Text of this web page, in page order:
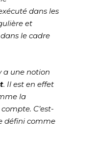
dans les
et
le cadre
a une notion
. Il est en effet
la
C’est-
défini comme